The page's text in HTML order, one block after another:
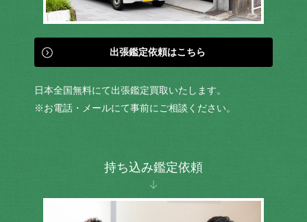
出張鑑定依頼はこちら
日本全国無料にて出張鑑定買取いたします。
※お電話・メールにて事前にご相談ください。
持ち込み鑑定依頼